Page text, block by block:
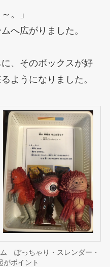
。」
へ広がりました。
、そのボックスが好
ようになりました。
ぽっちゃり・スレンダー・
がポイント